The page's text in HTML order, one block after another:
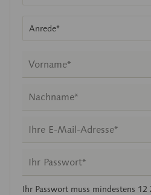
Ihr Passwort muss mindestens 12